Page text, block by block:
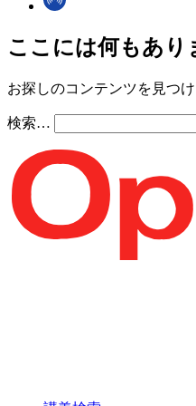
ここには何もあり
お探しのコンテンツを見つ
検索…